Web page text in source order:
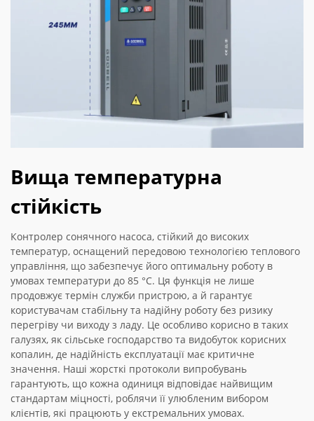
Вища температурна
стійкість
Контролер сонячного насоса, стійкий до високих
температур, оснащений передовою технологією теплового
управління, що забезпечує його оптимальну роботу в
умовах температури до 85 °C. Ця функція не лише
продовжує термін служби пристрою, а й гарантує
користувачам стабільну та надійну роботу без ризику
перегріву чи виходу з ладу. Це особливо корисно в таких
галузях, як сільське господарство та видобуток корисних
копалин, де надійність експлуатації має критичне
значення. Наші жорсткі протоколи випробувань
гарантують, що кожна одиниця відповідає найвищим
стандартам міцності, роблячи її улюбленим вибором
клієнтів, які працюють у екстремальних умовах.